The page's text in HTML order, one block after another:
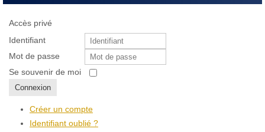
Accès privé
Identifiant
Mot de passe
Se souvenir de moi
Connexion
Créer un compte
Identifiant oublié ?